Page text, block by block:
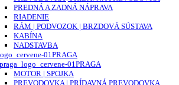
PREDNÁ A ZADNÁ NÁPRAVA
RIADENIE
RÁM | PODVOZOK | BRZDOVÁ SÚSTAVA
KABÍNA
NADSTAVBA
PRAGA
PRAGA
MOTOR | SPOJKA
PREVODOVKA | PRÍDAVNÁ PREVODOVKA